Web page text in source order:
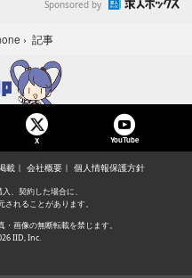
Sponsored by
› 記事
X YouTube
載 会社概要 個人情報保護方針
、契約した場合に、
れることがあります。
画像の無断転載を禁じます。
IID, Inc.